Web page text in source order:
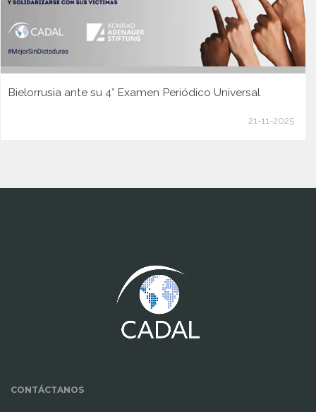
Bielorrusia ante su 4° Examen Periódico Universal
21-11-2025
CONTÁCTANOS